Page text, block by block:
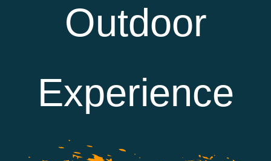
Outdoor
Experience